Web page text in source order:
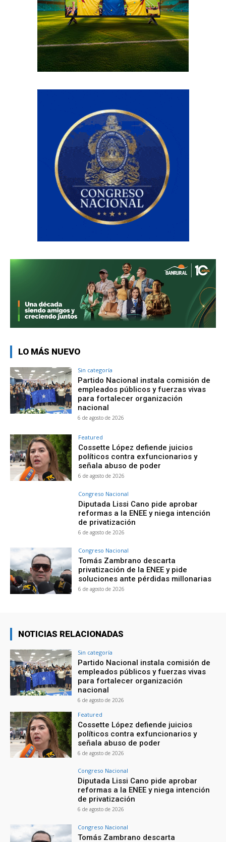
LO MÁS NUEVO
Sin categoría
Partido Nacional instala comisión de
empleados públicos y fuerzas vivas
para fortalecer organización
nacional
6 de agosto de 2026
Featured
Cossette López defiende juicios
políticos contra exfuncionarios y
señala abuso de poder
6 de agosto de 2026
Congreso Nacional
Diputada Lissi Cano pide aprobar
reformas a la ENEE y niega intención
de privatización
6 de agosto de 2026
Congreso Nacional
Tomás Zambrano descarta
privatización de la ENEE y pide
soluciones ante pérdidas millonarias
6 de agosto de 2026
NOTICIAS RELACIONADAS
Sin categoría
Partido Nacional instala comisión de
empleados públicos y fuerzas vivas
para fortalecer organización
nacional
6 de agosto de 2026
Featured
Cossette López defiende juicios
políticos contra exfuncionarios y
señala abuso de poder
6 de agosto de 2026
Congreso Nacional
Diputada Lissi Cano pide aprobar
reformas a la ENEE y niega intención
de privatización
6 de agosto de 2026
Congreso Nacional
Tomás Zambrano descarta